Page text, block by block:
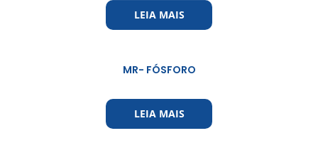
LEIA MAIS
MR- FÓSFORO
LEIA MAIS